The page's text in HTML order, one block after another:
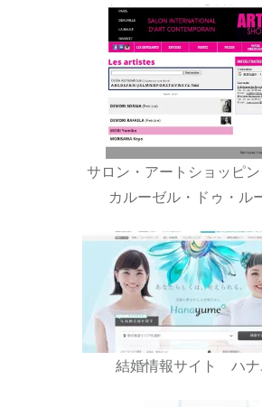
サロン・アートショッピン
カルーゼル・ドゥ・ル
結婚情報サイト ハナ